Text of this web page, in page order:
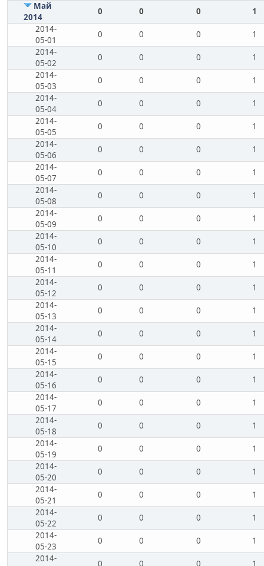
Май
2014
0 0 0
1
2014-
05-01
0 0 0
1
2014-
05-02
0 0 0
1
2014-
05-03
0 0 0
1
2014-
05-04
0 0 0
1
2014-
05-05
0 0 0
1
2014-
05-06
0 0 0
1
2014-
05-07
0 0 0
1
2014-
05-08
0 0 0
1
2014-
05-09
0 0 0
1
2014-
05-10
0 0 0
1
2014-
05-11
0 0 0
1
2014-
05-12
0 0 0
1
2014-
05-13
0 0 0
1
2014-
05-14
0 0 0
1
2014-
05-15
0 0 0
1
2014-
05-16
0 0 0
1
2014-
05-17
0 0 0
1
2014-
05-18
0 0 0
1
2014-
05-19
0 0 0
1
2014-
05-20
0 0 0
1
2014-
05-21
0 0 0
1
2014-
05-22
0 0 0
1
2014-
05-23
0 0 0
1
2014-
0 0 0 1